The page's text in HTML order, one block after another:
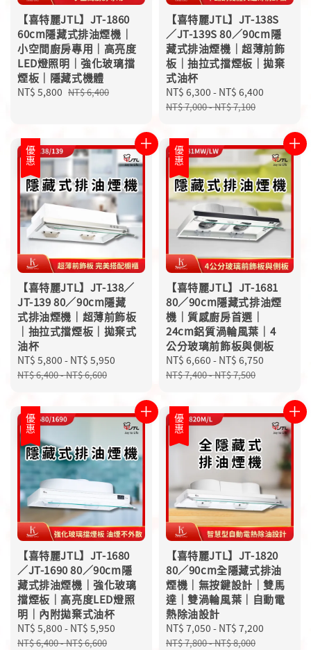
【喜特麗JTL】JT-1860
60cm隱藏式排油煙機｜
小空間廚房專用｜高亮度
LED燈照明｜強化玻璃擋
煙板｜隱藏式機體
Sale
NT$ 5,800 Regular
NT$ 6,400
【喜特麗JTL】JT-138S
／JT-139S 80／90cm隱
藏式排油煙機｜超薄前飾
板｜抽拉式擋煙板｜拋棄
式油杯
Sale
price
NT$ 6,300 - NT$ 6,400
NT$ 7,000-NT$ 7,100
優惠
【喜特麗JTL】JT-138／
JT-139 80／90cm隱藏
式排油煙機｜超薄前飾板
｜抽拉式擋煙板｜拋棄式
油杯
Sale
price
NT$ 5,800 - NT$ 5,950
NT$ 6,400-NT$ 6,600
優惠
【喜特麗JTL】JT-1681
80／90cm隱藏式排油煙
機｜質感廚房首選｜
24cm鋁質渦輪風葉｜4
公分玻璃前飾板與側板
Sale
price
NT$ 6,660 - NT$ 6,750
NT$ 7,400-NT$ 7,500
優惠
【喜特麗JTL】JT-1680
／JT-1690 80／90cm隱
藏式排油煙機｜強化玻璃
擋煙板｜高亮度LED燈照
明｜內附拋棄式油杯
Sale
price
NT$ 5,800 - NT$ 5,950
NT$ 6,400-NT$ 6,600
優惠
【喜特麗JTL】JT-1820
80／90cm全隱藏式排油
煙機｜無按鍵設計｜雙馬
達｜雙渦輪風葉｜自動電
熱除油設計
Sale
price
NT$ 7,050 - NT$ 7,200
NT$ 7,800-NT$ 8,000